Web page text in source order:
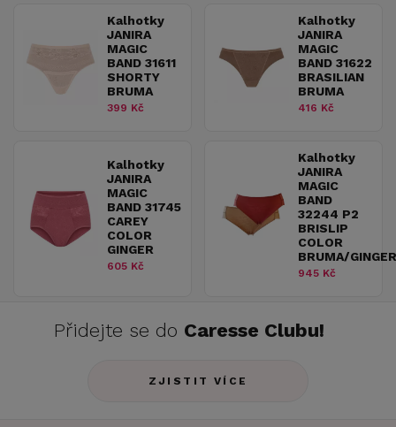
Kalhotky
JANIRA
MAGIC
BAND 31611
SHORTY
BRUMA
399 Kč
Kalhotky
JANIRA
MAGIC
BAND 31622
BRASILIAN
BRUMA
416 Kč
Kalhotky
JANIRA
MAGIC
BAND 31745
CAREY
COLOR
GINGER
605 Kč
Kalhotky
JANIRA
MAGIC
BAND
32244 P2
BRISLIP
COLOR
BRUMA/GINGER
945 Kč
Přidejte se do Caresse Clubu!
ZJISTIT VÍCE